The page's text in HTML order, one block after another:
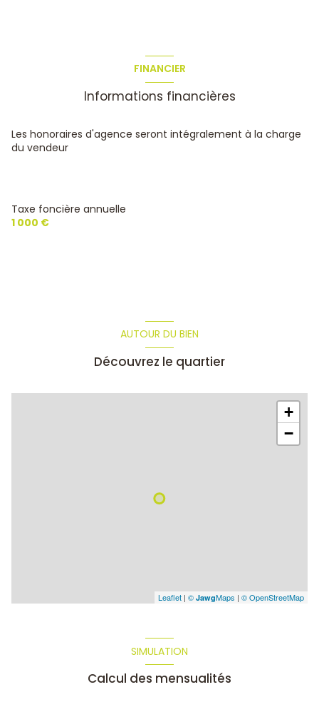
FINANCIER
Informations financières
Les honoraires d'agence seront intégralement à la charge
du vendeur
Taxe foncière annuelle
1 000 €
AUTOUR DU BIEN
Découvrez le quartier
+
−
Leaflet | © JawgMaps | © OpenStreetMap
SIMULATION
Calcul des mensualités